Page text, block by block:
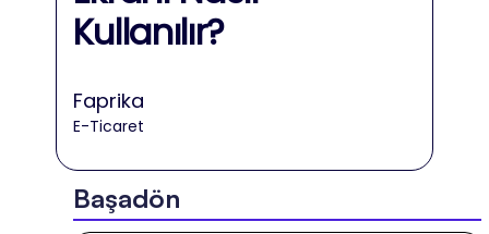
Kullanılır?
Faprika
E-Ticaret
Başadön